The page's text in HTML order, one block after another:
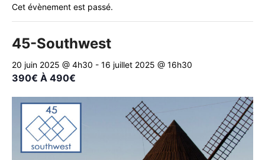
Cet évènement est passé.
45-Southwest
20 juin 2025 @ 4h30 - 16 juillet 2025 @ 16h30
390€ À 490€